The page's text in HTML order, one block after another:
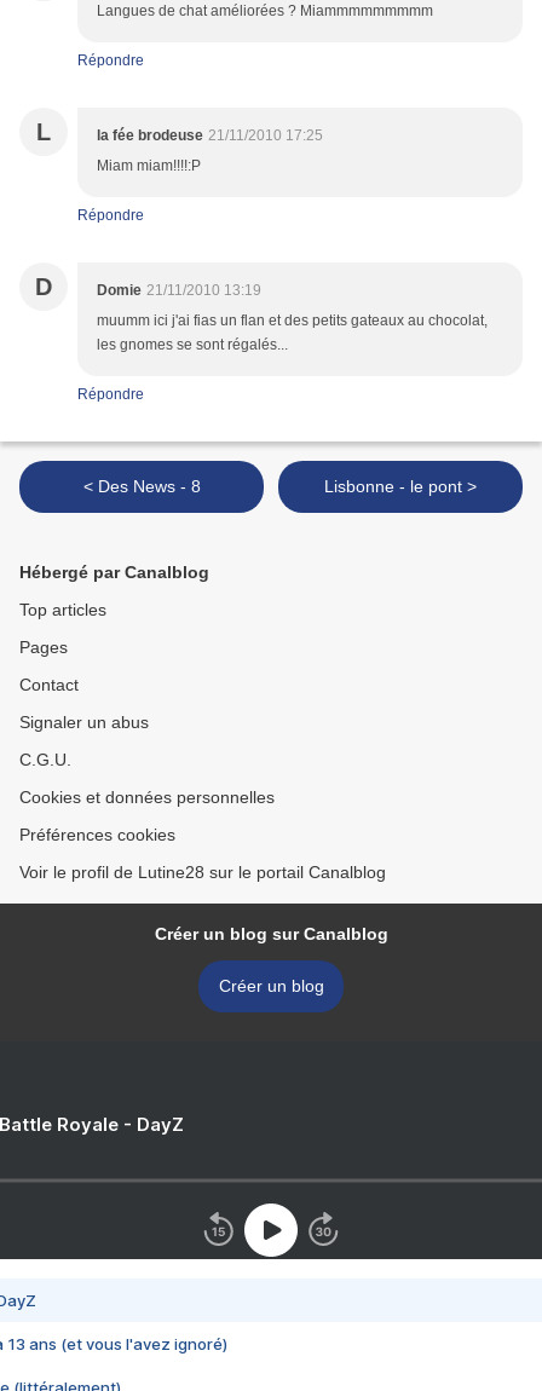
Langues de chat améliorées ? Miammmmmmmmm
Répondre
L la fée brodeuse 21/11/2010 17:25
Miam miam!!!!:P
Répondre
D Domie 21/11/2010 13:19
muumm ici j'ai fias un flan et des petits gateaux au chocolat,
les gnomes se sont régalés...
Répondre
< Des News - 8 Lisbonne - le pont >
Hébergé par Canalblog
Top articles
Pages
Contact
Signaler un abus
C.G.U.
Cookies et données personnelles
Préférences cookies
Voir le profil de Lutine28 sur le portail Canalblog
Créer un blog sur Canalblog
Créer un blog
Royale - DayZ
13 ans (et vous l'avez ignoré)